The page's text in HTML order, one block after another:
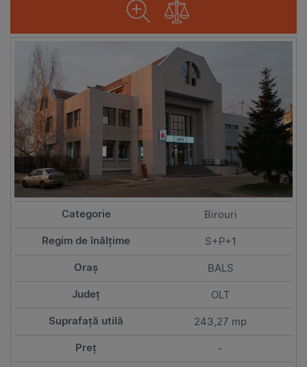
Birouri
S+P+1
BALS
OLT
243,27 mp
-